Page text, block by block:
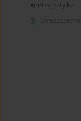
Andrzej Sztylka
Streszczenie